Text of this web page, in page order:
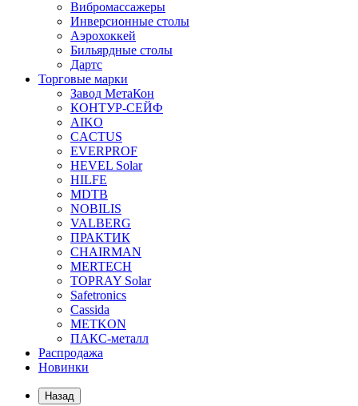
Вибромассажеры
Инверсионные столы
Аэрохоккей
Бильярдные столы
Дартс
Торговые марки
Завод МетаКон
КОНТУР-СЕЙФ
AIKO
CACTUS
EVERPROF
HEVEL Solar
HILFE
MDTB
NOBILIS
VALBERG
ПРАКТИК
CHAIRMAN
MERTECH
TOPRAY Solar
Safetronics
Cassida
METKON
ПАКС-металл
Распродажа
Новинки
Назад